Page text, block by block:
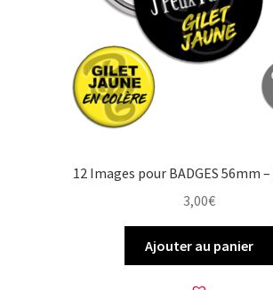
12 Images pour BADGES 56mm –
3,00€
Ajouter au panier